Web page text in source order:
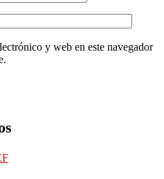
y web en este navegador